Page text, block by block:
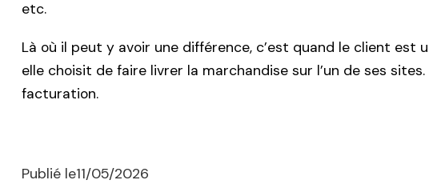
etc.
Là où il peut y avoir une différence, c’est quand le client
elle choisit de faire livrer la marchandise sur l’un de ses
facturation.
Publié le11/05/2026